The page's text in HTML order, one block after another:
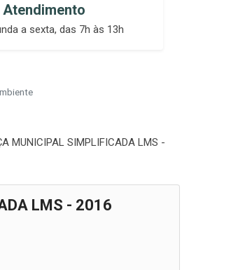
Atendimento
a sexta, das 7h às 13h
MUNICIPAL SIMPLIFICADA LMS -
LMS - 2016